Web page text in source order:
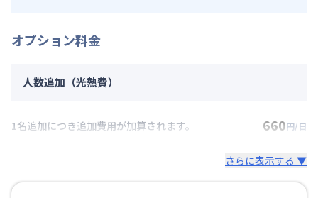
オプション料金
人数追加（光熱費）
1名追加につき追加費用が加算されます。 660円/日
さらに表示する ▼